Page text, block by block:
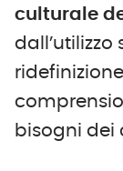
culturale
bisogni dei